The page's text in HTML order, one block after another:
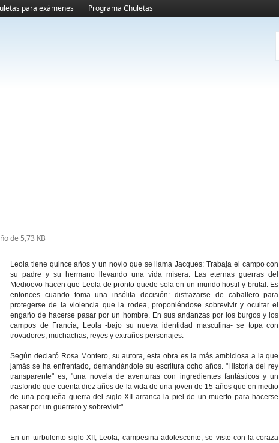
para exámenes Programa Chuletas
de 5,73 KB
Leola tiene quince años y un novio que se llama Jacques: Trabaja el campo con
su padre y su hermano llevando una vida mísera. Las eternas guerras del
Medioevo hacen que Leola de pronto quede sola en un mundo hostil y brutal. Es
entonces cuando toma una insólita decisión: disfrazarse de caballero para
protegerse de la violencia que la rodea, proponiéndose sobrevivir y ocultar el
engaño de hacerse pasar por un hombre. En sus andanzas por los burgos y los
campos de Francia, Leola -bajo su nueva identidad masculina- se topa con
trovadores, muchachas, reyes y extraños personajes.
Según declaró Rosa Montero, su autora, esta obra es la más ambiciosa a la que
jamás se ha enfrentado, demandándole su escritura ocho años. "Historia del rey
transparente" es, "una novela de aventuras con ingredientes fantásticos y un
trasfondo que cuenta diez años de la vida de una joven de 15 años que en medio
de una pequeña guerra del siglo XII arranca la piel de un muerto para hacerse
pasar por un guerrero y sobrevivir".
En un turbulento siglo XII, Leola, campesina adolescente, se viste con la coraza